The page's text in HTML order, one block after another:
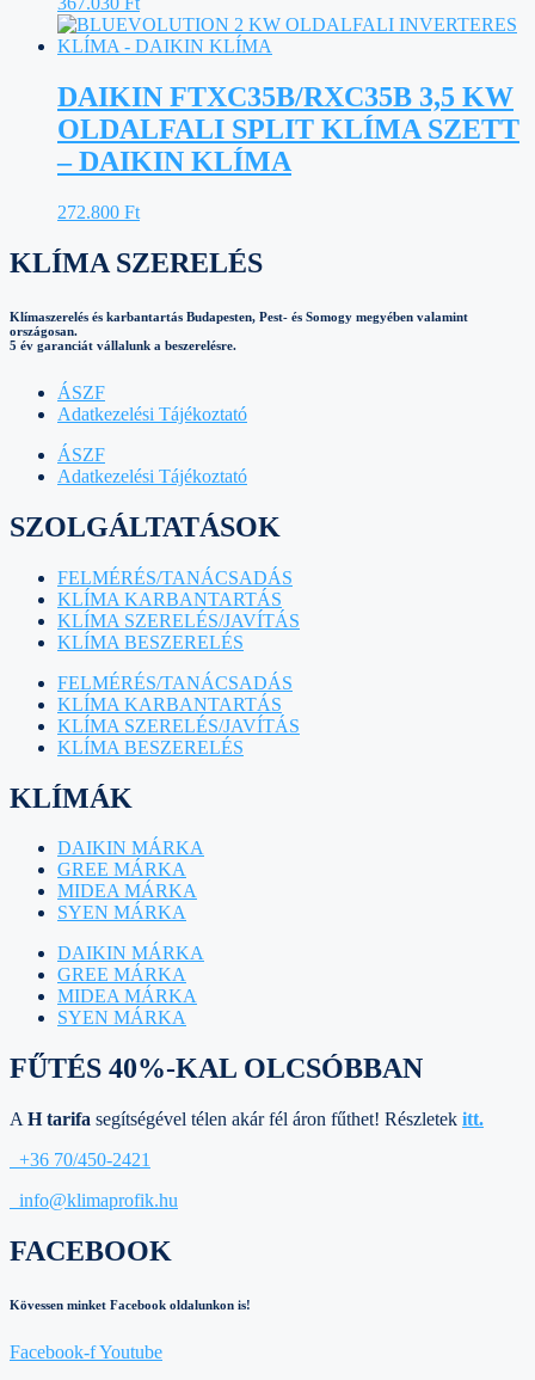
DAIKIN FTXC35B/RXC35B 3,5 KW
OLDALFALI SPLIT KLÍMA SZETT
– DAIKIN KLÍMA
272.800 Ft
KLÍMA SZERELÉS
Klímaszerelés és karbantartás Budapesten, Pest- és Somogy megyében valamint
országosan.
5 év garanciát vállalunk a beszerelésre.
ÁSZF
Adatkezelési Tájékoztató
ÁSZF
Adatkezelési Tájékoztató
SZOLGÁLTATÁSOK
FELMÉRÉS/TANÁCSADÁS
KLÍMA KARBANTARTÁS
KLÍMA SZERELÉS/JAVÍTÁS
KLÍMA BESZERELÉS
FELMÉRÉS/TANÁCSADÁS
KLÍMA KARBANTARTÁS
KLÍMA SZERELÉS/JAVÍTÁS
KLÍMA BESZERELÉS
KLÍMÁK
DAIKIN MÁRKA
GREE MÁRKA
MIDEA MÁRKA
SYEN MÁRKA
DAIKIN MÁRKA
GREE MÁRKA
MIDEA MÁRKA
SYEN MÁRKA
FŰTÉS 40%-KAL OLCSÓBBAN
A H tarifa segítségével télen akár fél áron fűthet! Részletek itt.
+36 70/450-2421
info@klimaprofik.hu
FACEBOOK
Kövessen minket Facebook oldalunkon is!
Facebook-fYoutube